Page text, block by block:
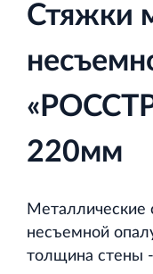
Строительная
Несъёмная
Проектный
строительству
Стяжки
220мм
Металлические
несъемной
толщина стены